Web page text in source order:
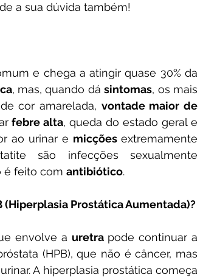
a sua dúvida também!
e chega a atingir quase 30% da
, mas, quando dá sintomas, os mais
de cor amarelada, vontade maior de
febre alta, queda do estado geral e
ao urinar e micções
são infecções sexualmente
é feito com antibiótico.
(Hiperplasia Prostática Aumentada)?
envolve a uretra pode continuar a
(HPB), que não é câncer, mas
A hiperplasia prostática começa